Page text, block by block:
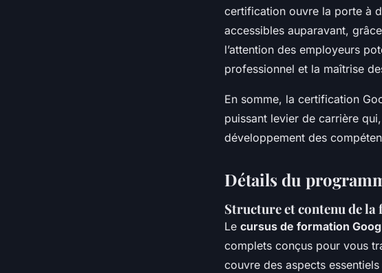
certification ouvre la porte à
accessibles auparavant,
l’attention des employeurs
professionnel et la maîtrise
En somme, la certification
puissant levier de carrière
développement des
Détails du
Structure et contenu de
Le cursus de formation
complets conçus pour vous
couvre des aspects